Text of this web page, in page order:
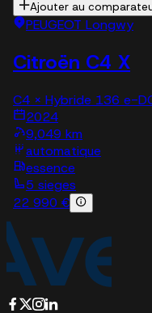
Ajouter au
PEUGEOT Longwy
Citroën C4 X
C4 X Hybride 136 e-
2024
9,049 km
automatique
essence
5 sieges
22 990 €